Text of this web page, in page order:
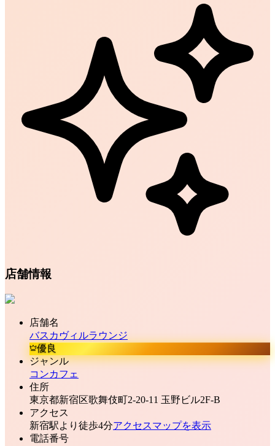
店舗情報
店舗名
バスカヴィルラウンジ
優良
ジャンル
コンカフェ
住所
東京都新宿区歌舞伎町2-20-11 玉野ビル2F-B
アクセス
新宿駅より徒歩4分アクセスマップを表示
電話番号